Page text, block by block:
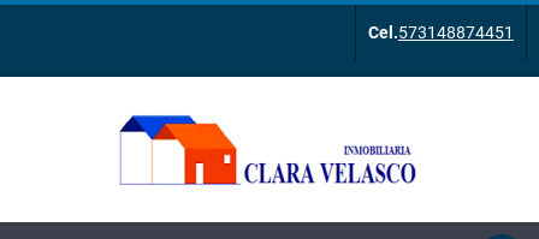
Cel.573148874451